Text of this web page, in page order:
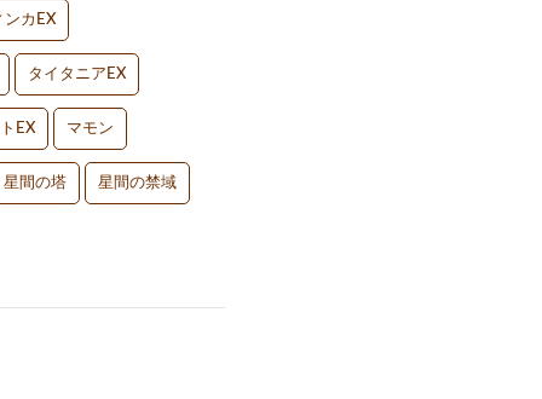
ンカEX
タイタニアEX
EX マモン
星間の塔 星間の禁域